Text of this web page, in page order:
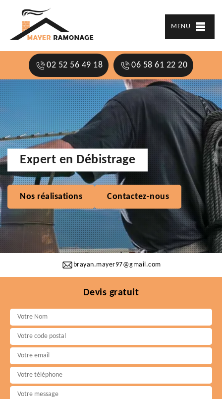
MENU
02 52 56 49 18 06 58 61 22 20
brayan.mayer97@gmail.com
Expert en Débistrage
Nos réalisations Contactez-nous
Devis gratuit